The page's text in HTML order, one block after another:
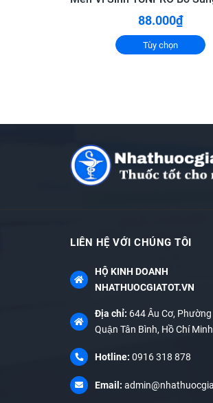
Sử dụng sản phẩm cốm Dạ
Sử dụng sản phẩm ít nhất 1
❌ LƯU Ý: Sản phẩm này
88.000₫
Tùy chọn
LIÊN HỆ VỚI CHÚNG TÔI
HỘ KINH DOANH
NHATHUOCGIATOT.VN
Địa chỉ: 644 Âu Cơ, Phường
Quận Tân Bình, Hồ Chí Minh
Hotline: 0916 318 878
Email: